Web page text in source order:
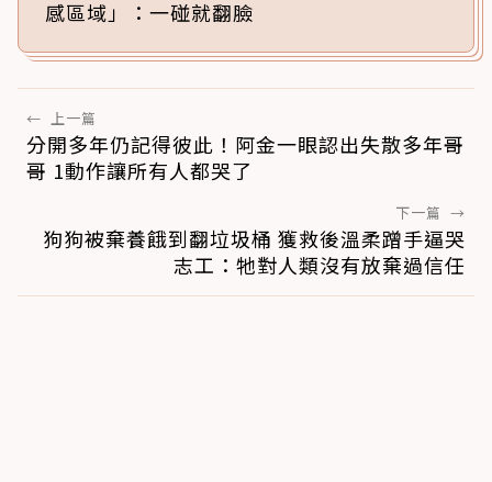
感區域」：一碰就翻臉
← 上一篇
分開多年仍記得彼此！阿金一眼認出失散多年哥
哥 1動作讓所有人都哭了
下一篇 →
狗狗被棄養餓到翻垃圾桶 獲救後溫柔蹭手逼哭
志工：牠對人類沒有放棄過信任